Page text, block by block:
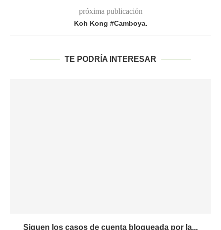
próxima publicación
Koh Kong #Camboya.
TE PODRÍA INTERESAR
Siguen los casos de cuenta bloqueada por la...